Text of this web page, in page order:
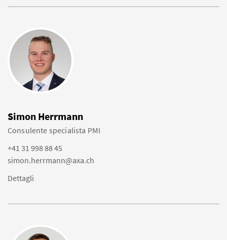
Simon Herrmann
Consulente specialista PMI
+41 31 998 88 45
simon.herrmann@axa.ch
Dettagli